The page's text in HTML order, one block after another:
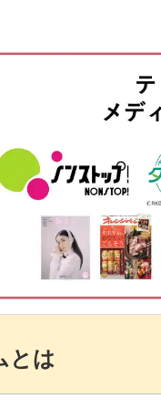
しておけば、納得
正や気泡をとるの
するコツをレッス
して「しずくちゃ
ラーを塗布する
ェルでコーティングする
を作る
を整える
模様を入れる
ェルでコーティングす
とは